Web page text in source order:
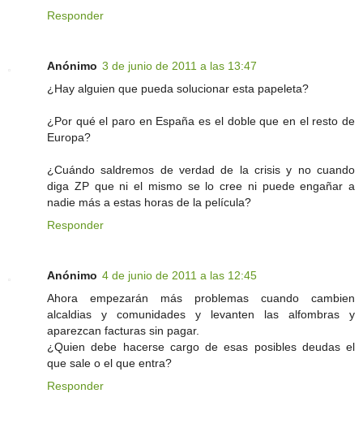
Responder
Anónimo 3 de junio de 2011 a las 13:47
¿Hay alguien que pueda solucionar esta papeleta?
¿Por qué el paro en España es el doble que en el resto de
Europa?
¿Cuándo saldremos de verdad de la crisis y no cuando
diga ZP que ni el mismo se lo cree ni puede engañar a
nadie más a estas horas de la película?
Responder
Anónimo 4 de junio de 2011 a las 12:45
Ahora empezarán más problemas cuando cambien
alcaldias y comunidades y levanten las alfombras y
aparezcan facturas sin pagar.
¿Quien debe hacerse cargo de esas posibles deudas el
que sale o el que entra?
Responder